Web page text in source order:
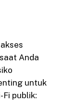
Anda
untuk
publik: